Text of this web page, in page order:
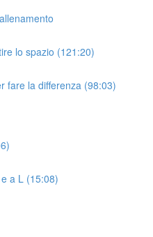
lo spazio (121:20)
fare la differenza (98:03)
a L (15:08)